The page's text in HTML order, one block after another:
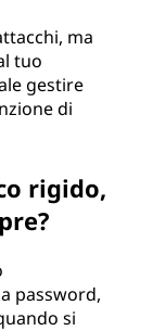
ma
tuo
gestire
di
rigido,
password,
si